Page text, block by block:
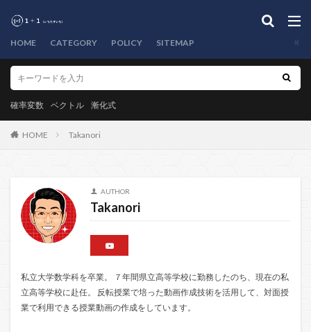
HOME CATEGORY POLICY SITEMAP
確率変数 ベクトル 漸化式
HOME Takanori
AUTHOR
Takanori
私立大学数学科を卒業。 ７年間県立高等学校に勤務したのち、現在の私
立高等学校に赴任。 反転授業で培った動画作成技術を活用して、対面授
業で利用できる授業動画の作成をしています。